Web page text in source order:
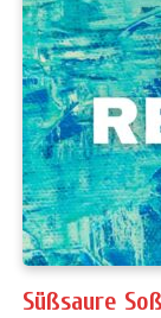
Süßsaure